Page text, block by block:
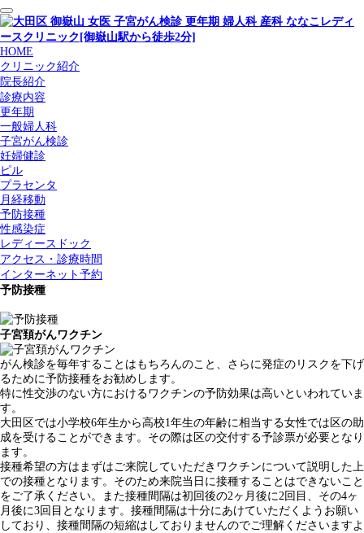
HOME
クリニック紹介
院長紹介
診療内容
更年期
一般婦人科
子宮がん検診
妊婦健診
ピル
プラセンタ
月経移動
予防接種
性感染症
レディースドック
アクセス・診療時間
インターネット予約
予防接種
子宮頚がんワクチン
がん検診を毎年することはもちろんのこと、さらに発症のリスクを下げ
るために予防接種をお勧めします。
特に性交渉のない方におけるワクチンの予防効果は高いといわれていま
す。
大田区では小学校6年生から高校1年生の年齢に相当する女性では区の助
成を受けることができます。その際は区の交付する予診票が必要となり
ます。
接種希望の方はまずはご来院していただきワクチンについて説明した上
での接種となります。そのため来院当日に接種することはできないこと
をご了承ください。また接種間隔は初回後の2ヶ月後に2回目、その4ヶ
月後に3回目となります。接種間隔は十分にあけていただくようお願い
しており、接種間隔の短縮はしておりませんのでご理解くださいますよ